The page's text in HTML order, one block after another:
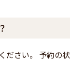
ださい。 予約の